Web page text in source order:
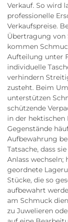
Verkauf. So wird
professionelle
Verkaufspreise.
Übertragung
kommen
Aufteilung unter
individuelle
verhindern
zusteht. Beim
unterstützen
schützende
in der hektischen
Gegenstände
Aufbewahrung
Tatsache, dass
Anlass wechseln;
geordnete
Stücke, die so
aufbewahrt
am Schmuck
zu Juwelieren